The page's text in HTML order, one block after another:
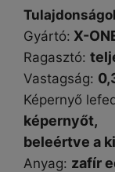
Gyártó: X-
Ragasztó:
Vastagság:
Képernyő
képernyőt,
beleértve a
Anyag: zafír